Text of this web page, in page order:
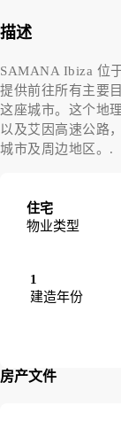
描述
SAMANA Ibiza 位
提供前往所有主要
这座城市。这个地
以及艾因高速公路
城市及周边地区。.
住宅
物业类型
1
建造年份
房产文件